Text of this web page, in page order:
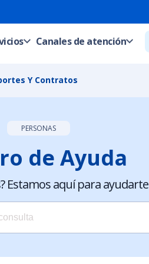
Canales de atención
Y Contratos
PERSONAS
de Ayuda
Estamos aquí para ayudarte